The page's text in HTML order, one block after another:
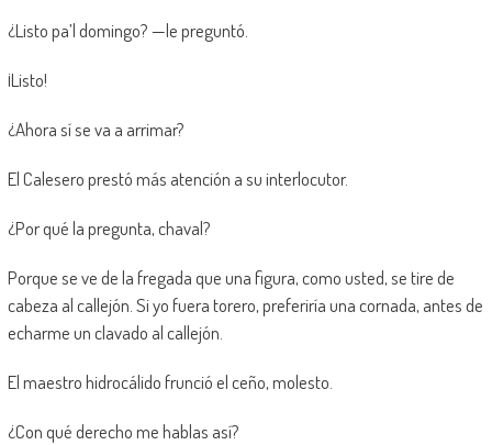
¿Listo pa’l domingo? —le preguntó.
¡Listo!
¿Ahora sí se va a arrimar?
El Calesero prestó más atención a su interlocutor.
¿Por qué la pregunta, chaval?
Porque se ve de la fregada que una figura, como usted, se tire de
cabeza al callejón. Si yo fuera torero, preferiría una cornada, antes de
echarme un clavado al callejón.
El maestro hidrocálido frunció el ceño, molesto.
¿Con qué derecho me hablas así?